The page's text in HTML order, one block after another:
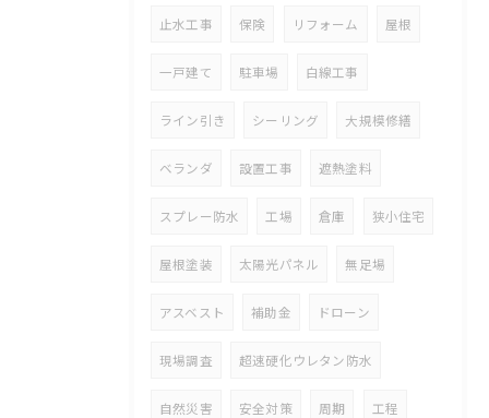
止水工事 保険 リフォーム 屋根
一戸建て 駐車場 白線工事
ライン引き シーリング 大規模修繕
ベランダ 設置工事 遮熱塗料
スプレー防水 工場 倉庫 狭小住宅
屋根塗装 太陽光パネル 無足場
アスベスト 補助金 ドローン
現場調査 超速硬化ウレタン防水
自然災害 安全対策 周期 工程